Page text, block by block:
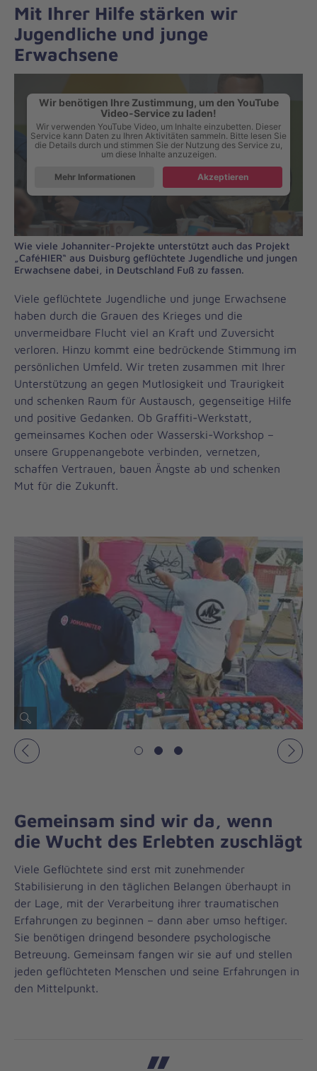
Mit Ihrer Hilfe stärken wir
Jugendliche und junge
Erwachsene
Wir benötigen Ihre Zustimmung, um den YouTube
Video-Service zu laden!
Wir verwenden YouTube Video, um Inhalte einzubetten. Dieser
Service kann Daten zu Ihren Aktivitäten sammeln. Bitte lesen Sie
die Details durch und stimmen Sie der Nutzung des Service zu,
um diese Inhalte anzuzeigen.
Mehr Informationen Akzeptieren
Wie viele Johanniter-Projekte unterstützt auch das Projekt
„CaféHIER“ aus Duisburg geflüchtete Jugendliche und jungen
Erwachsene dabei, in Deutschland Fuß zu fassen.
Viele geflüchtete Jugendliche und junge Erwachsene
haben durch die Grauen des Krieges und die
unvermeidbare Flucht viel an Kraft und Zuversicht
verloren. Hinzu kommt eine bedrückende Stimmung im
persönlichen Umfeld. Wir treten zusammen mit Ihrer
Unterstützung an gegen Mutlosigkeit und Traurigkeit
und schenken Raum für Austausch, gegenseitige Hilfe
und positive Gedanken. Ob Graffiti-Werkstatt,
gemeinsames Kochen oder Wasserski-Workshop –
unsere Gruppenangebote verbinden, vernetzen,
schaffen Vertrauen, bauen Ängste ab und schenken
Mut für die Zukunft.
Vorheriges
Gemeinsam sind wir da, wenn
die Wucht des Erlebten zuschlägt
Viele Geflüchtete sind erst mit zunehmender
Stabilisierung in den täglichen Belangen überhaupt in
der Lage, mit der Verarbeitung ihrer traumatischen
Erfahrungen zu beginnen – dann aber umso heftiger.
Sie benötigen dringend besondere psychologische
Betreuung. Gemeinsam fangen wir sie auf und stellen
jeden geflüchteten Menschen und seine Erfahrungen in
den Mittelpunkt.